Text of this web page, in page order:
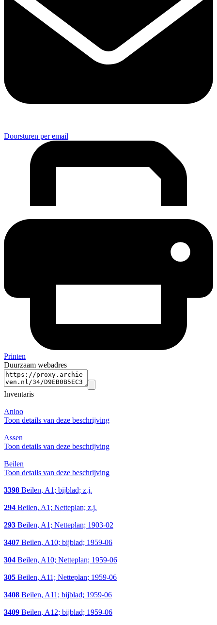
Doorsturen per email
Printen
Duurzaam webadres
Inventaris
Anloo
Toon details van deze beschrijving
Assen
Toon details van deze beschrijving
Beilen
Toon details van deze beschrijving
3398 Beilen, A1; bijblad; z.j.
294 Beilen, A1; Netteplan; z.j.
293 Beilen, A1; Netteplan; 1903-02
3407 Beilen, A10; bijblad; 1959-06
304 Beilen, A10; Netteplan; 1959-06
305 Beilen, A11; Netteplan; 1959-06
3408 Beilen, A11; bijblad; 1959-06
3409 Beilen, A12; bijblad; 1959-06